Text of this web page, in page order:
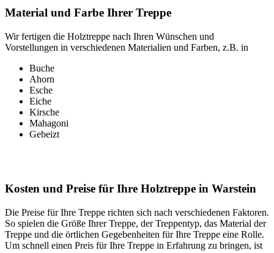
Material und Farbe Ihrer Treppe
Wir fertigen die Holztreppe nach Ihren Wünschen und
Vorstellungen in verschiedenen Materialien und Farben, z.B. in
Buche
Ahorn
Esche
Eiche
Kirsche
Mahagoni
Gebeizt
Kosten und Preise für Ihre Holztreppe in Warstein
Die Preise für Ihre Treppe richten sich nach verschiedenen Faktoren.
So spielen die Größe Ihrer Treppe, der Treppentyp, das Material der
Treppe und die örtlichen Gegebenheiten für Ihre Treppe eine Rolle.
Um schnell einen Preis für Ihre Treppe in Erfahrung zu bringen, ist